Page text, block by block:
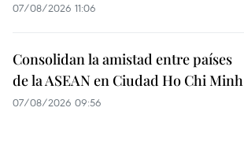
07/08/2026 11:06
Consolidan la amistad entre países
de la ASEAN en Ciudad Ho Chi Minh
07/08/2026 09:56